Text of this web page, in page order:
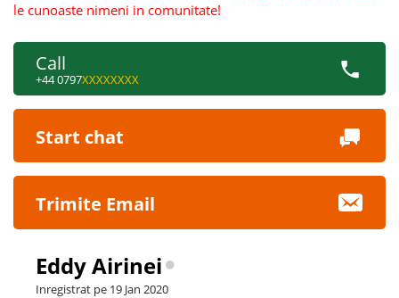
le cunoaste nimeni in comunitate!
Call
+44 0797XXXXXXXX
Start chat
Trimite Email
Eddy Airinei
Inregistrat pe 19 Jan 2020